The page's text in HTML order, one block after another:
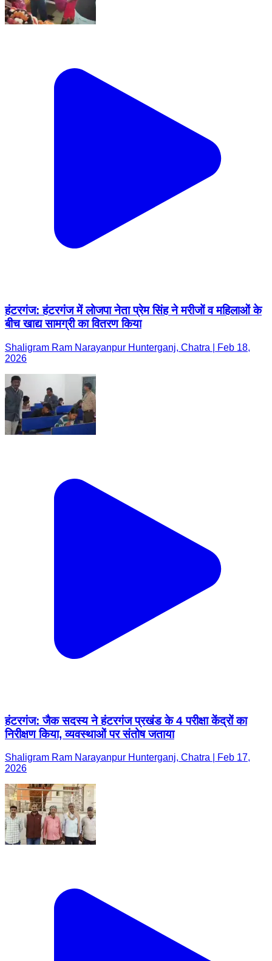
हंटरगंज: हंटरगंज में लोजपा नेता प्रेम सिंह ने मरीजों व महिलाओं के
बीच खाद्य सामग्री का वितरण किया
Shaligram Ram Narayanpur Hunterganj, Chatra | Feb 18,
2026
हंटरगंज: जैक सदस्य ने हंटरगंज प्रखंड के 4 परीक्षा केंद्रों का
निरीक्षण किया, व्यवस्थाओं पर संतोष जताया
Shaligram Ram Narayanpur Hunterganj, Chatra | Feb 17,
2026